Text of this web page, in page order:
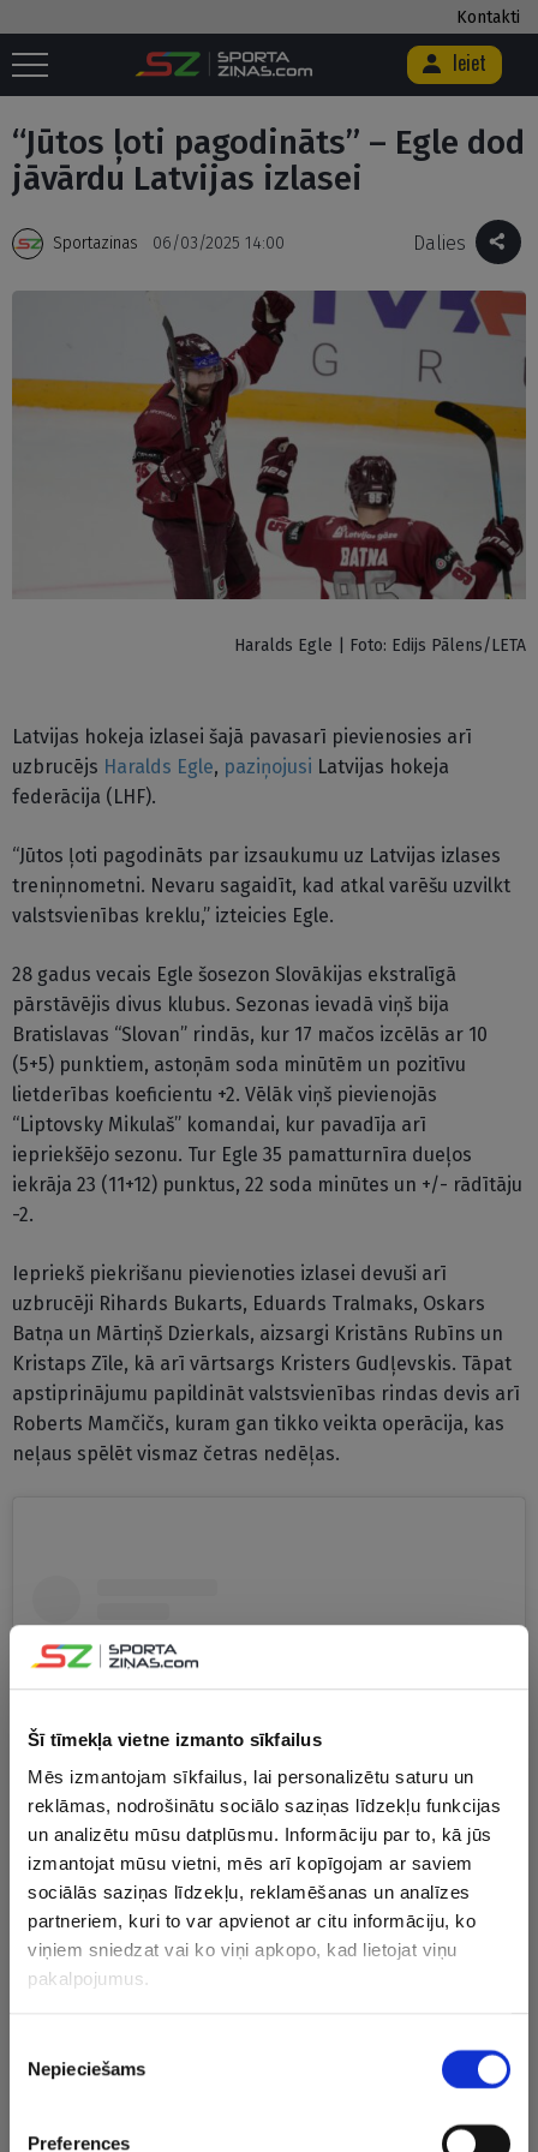
Šī tīmekļa vietne izmanto sīkfailus
Mēs izmantojam sīkfailus, lai personalizētu saturu un
reklāmas, nodrošinātu sociālo saziņas līdzekļu funkcijas
un analizētu mūsu datplūsmu. Informāciju par to, kā jūs
izmantojat mūsu vietni, mēs arī kopīgojam ar saviem
sociālās saziņas līdzekļu, reklamēšanas un analīzes
partneriem, kuri to var apvienot ar citu informāciju, ko
viņiem sniedzat vai ko viņi apkopo, kad lietojat viņu
pakalpojumus.
izvēle
Nepieciešams
Preferences
Kontakti
Ieiet
Sākums / “Jūtos ļoti pagodināts” – Egle dod jāvārdu Latvijas
“Jūtos ļoti pagodināts” – Egle dod
jāvārdu Latvijas izlasei
Sportazinas 06/03/2025 14:00 Dalies
Haralds Egle | Foto: Edijs Pālens/LETA
Latvijas hokeja izlasei šajā pavasarī pievienosies arī
uzbrucējs Haralds Egle, paziņojusi Latvijas hokeja
federācija (LHF).
“Jūtos ļoti pagodināts par izsaukumu uz Latvijas izlases
treniņnometni. Nevaru sagaidīt, kad atkal varēšu uzvilkt
valstsvienības kreklu,” izteicies Egle.
28 gadus vecais Egle šosezon Slovākijas ekstralīgā
pārstāvējis divus klubus. Sezonas ievadā viņš bija
Bratislavas “Slovan” rindās, kur 17 mačos izcēlās ar 10
(5+5) punktiem, astoņām soda minūtēm un pozitīvu
lietderības koeficientu +2. Vēlāk viņš pievienojās
“Liptovsky Mikulaš” komandai, kur pavadīja arī
iepriekšējo sezonu. Tur Egle 35 pamatturnīra dueļos
iekrāja 23 (11+12) punktus, 22 soda minūtes un +/- rādītāju
-2.
Iepriekš piekrišanu pievienoties izlasei devuši arī
uzbrucēji Rihards Bukarts, Eduards Tralmaks, Oskars
Batņa un Mārtiņš Dzierkals, aizsargi Kristāns Rubīns un
Kristaps Zīle, kā arī vārtsargs Kristers Gudļevskis. Tāpat
apstiprinājumu papildināt valstsvienības rindas devis arī
Roberts Mamčičs, kuram gan tikko veikta operācija, kas
neļaus spēlēt vismaz četras nedēļas.
View this post on Instagram